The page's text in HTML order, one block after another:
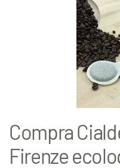
Compra
Firenze